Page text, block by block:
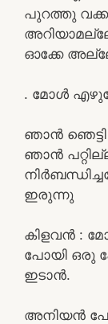
പുറത്തു
ഓക്കേ
. മോൾ
ഞാൻ
ഞാൻ
ഇരുന്നു
കിളവൻ :
പോയി ഒരു
ഇടാൻ.
അനിയൻ